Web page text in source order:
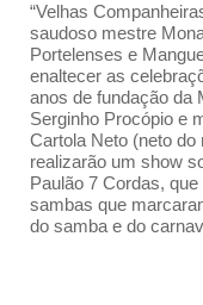
“Velhas
saudoso mestre
Portelenses e
enaltecer as
anos de fundação da
Serginho Procópio e
Cartola Neto (neto
realizarão um show
Paulão 7 Cordas,
sambas que
do samba e do